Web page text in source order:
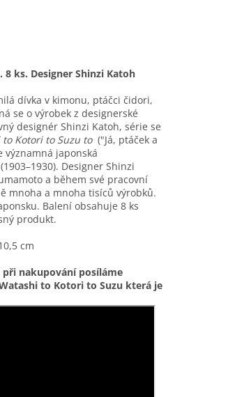
ks. Designer Shinzi Katoh
dívka v kimonu, ptáčci čidori,
se o výrobek z designerské
designér Shinzi Katoh, série se
to Kotori to Suzu to("Já, ptáček a
japonská
1903–1930). Designer Shinzi
a během své pracovní
mnoha a mnoha tisíců výrobků.
Balení obsahuje 8 ks
produkt.
cm
nakupování posíláme
to Kotori to Suzu která je